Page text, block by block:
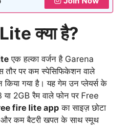
क्या है?
एक हल्का वर्जन है Garena
पर कम स्पेसिफिकेशन वाले
किया गया है। यह गेम उन प्लेयर्स के
या 2GB रैम वाले फोन पर Free
fire lite app का साइज़ छोटा
और कम बैटरी खपत के साथ स्मूथ